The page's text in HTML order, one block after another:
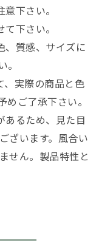
下さい。
下さい。
、質感、サイズに
。
、実際の商品と色
めご了承下さい。
あるため、見た目
ざいます。風合い
せん。製品特性と